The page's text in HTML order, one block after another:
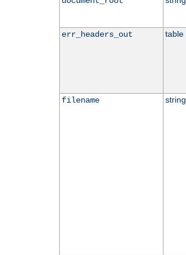
err_headers_out table
filename string